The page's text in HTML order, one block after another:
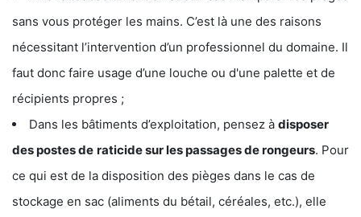
sans vous protéger les mains. C’est là une des raisons
nécessitant l’intervention d’un professionnel du domaine. Il
faut donc faire usage d’une louche ou d'une palette et de
récipients propres ;
Dans les bâtiments d’exploitation, pensez à disposer
des postes de raticide sur les passages de rongeurs. Pour
ce qui est de la disposition des pièges dans le cas de
stockage en sac (aliments du bétail, céréales, etc.), elle